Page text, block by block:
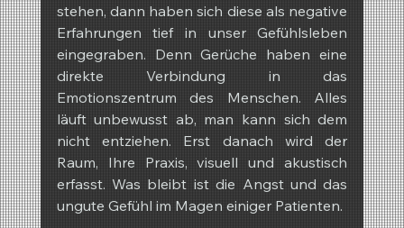
stehen, dann haben sich diese als negative
Erfahrungen tief in unser Gefühlsleben
eingegraben. Denn Gerüche haben eine
direkte Verbindung in das
Emotionszentrum des Menschen. Alles
läuft unbewusst ab, man kann sich dem
nicht entziehen. Erst danach wird der
Raum, Ihre Praxis, visuell und akustisch
erfasst. Was bleibt ist die Angst und das
ungute Gefühl im Magen einiger Patienten.